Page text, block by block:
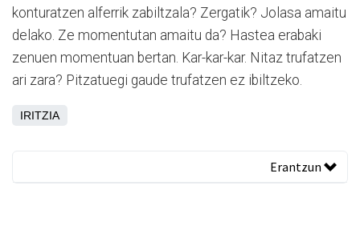
konturatzen alferrik zabiltzala? Zergatik? Jolasa amaitu
delako. Ze momentutan amaitu da? Hastea erabaki
zenuen momentuan bertan. Kar-kar-kar. Nitaz trufatzen
ari zara? Pitzatuegi gaude trufatzen ez ibiltzeko.
IRITZIA
Erantzun